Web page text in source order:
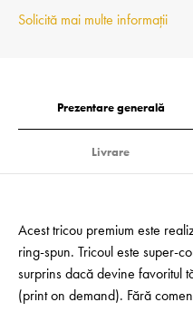
Solicită mai multe informații
Prezentare generală
Livrare
Acest tricou premium este
ring-spun. Tricoul este super-
surprins dacă devine favoritul
(print on demand). Fără